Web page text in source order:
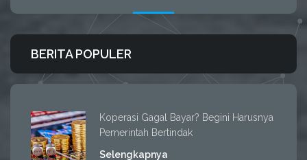
BERITA POPULER
Koperasi Gagal Bayar? Begini Harusnya
Pemerintah Bertindak
Selengkapnya